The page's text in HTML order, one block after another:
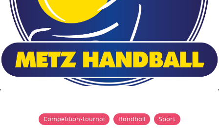
Compétition-tournoi Handball Sport